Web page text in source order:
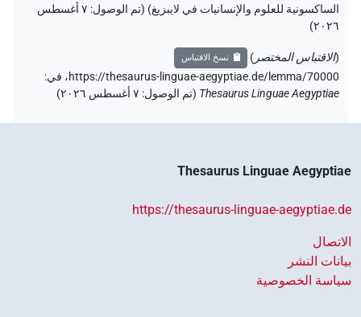
الساكسونية للعلوم والإنسانيات في لايبزيغ) (تم الوصول:
٧ أغسطس
٢٠٢٦)
(الاقتباس المختصر ) نسخ الاقتباس
https://thesaurus-linguae-aegyptiae.de/lemma/70000، في:
Thesaurus Linguae Aegyptiae
(تم الوصول: ٧ أغسطس ٢٠٢٦ )
Thesaurus Linguae Aegyptiae
https://thesaurus-linguae-aegyptiae.de
الاتصال
بيانات النشر
سياسة الخصوصية